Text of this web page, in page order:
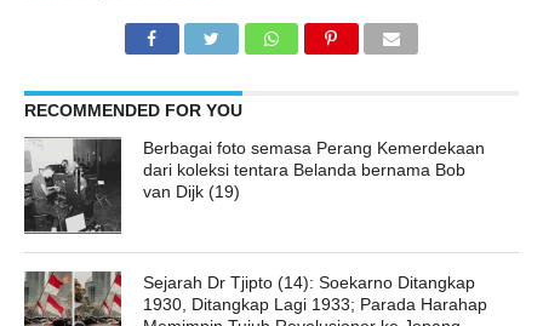
RECOMMENDED FOR YOU
Berbagai foto semasa Perang Kemerdekaan
dari koleksi tentara Belanda bernama Bob
van Dijk (19)
Sejarah Dr Tjipto (14): Soekarno Ditangkap
1930, Ditangkap Lagi 1933; Parada Harahap